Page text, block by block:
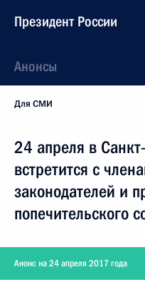
Президент России
Анонсы
Для СМИ
24 апреля в
встретится с
законодателей и
попечительского
Анонс на 24 апреля 2017 года